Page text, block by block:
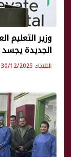
وزير التعليم
الجديدة
الثلاثاء 30/12/2025 01:27 م